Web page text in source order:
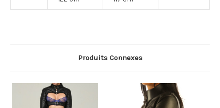
Produits Connexes